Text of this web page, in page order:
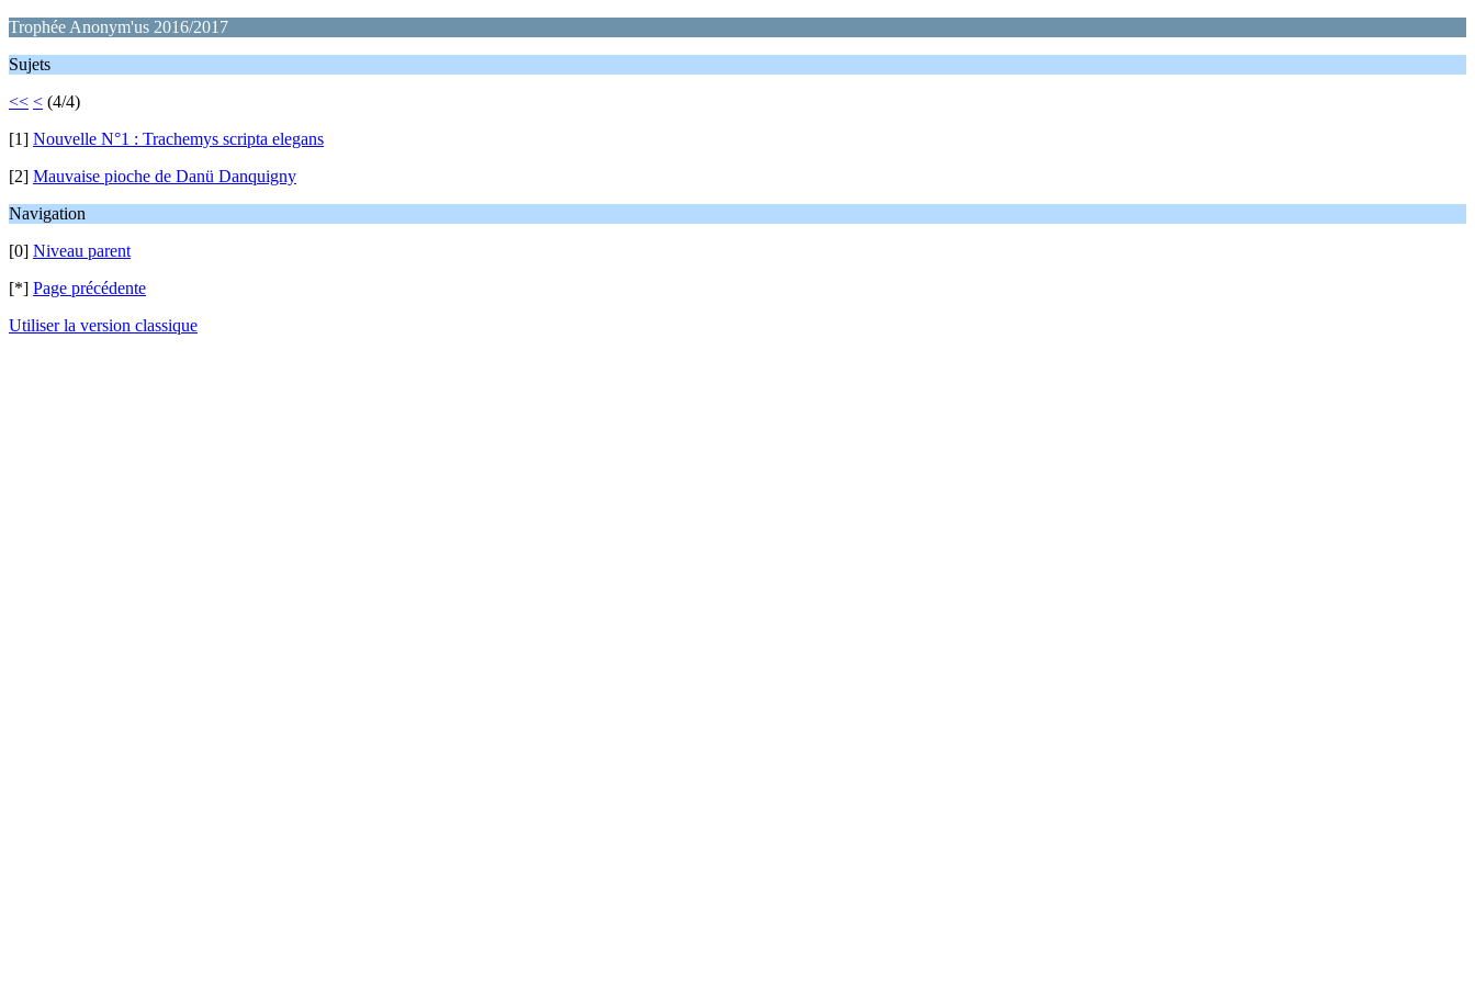
Trophée Anonym'us 2016/2017
Sujets
<< < (4/4)
[1] Nouvelle N°1 : Trachemys scripta elegans
[2] Mauvaise pioche de Danü Danquigny
Navigation
[0] Niveau parent
[*] Page précédente
Utiliser la version classique